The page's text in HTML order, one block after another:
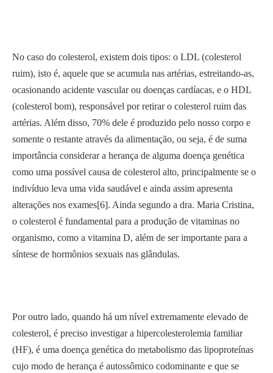
No caso do colesterol, existem dois tipos: o LDL (colesterol
ruim), isto é, aquele que se acumula nas artérias, estreitando-as,
ocasionando acidente vascular ou doenças cardíacas, e o HDL
(colesterol bom), responsável por retirar o colesterol ruim das
artérias. Além disso, 70% dele é produzido pelo nosso corpo e
somente o restante através da alimentação, ou seja, é de suma
importância considerar a herança de alguma doença genética
como uma possível causa de colesterol alto, principalmente se o
indivíduo leva uma vida saudável e ainda assim apresenta
alterações nos exames[6]. Ainda segundo a dra. Maria Cristina,
o colesterol é fundamental para a produção de vitaminas no
organismo, como a vitamina D, além de ser importante para a
síntese de hormônios sexuais nas glândulas.
Por outro lado, quando há um nível extremamente elevado de
colesterol, é preciso investigar a hipercolesterolemia familiar
(HF), é uma doença genética do metabolismo das lipoproteínas
cujo modo de herança é autossômico codominante e que se